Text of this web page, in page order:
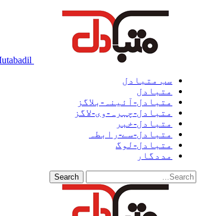
-
سب متبادل
متبادل
متبادل-آئینہ-بلاگز
متبادل-چہرہ-وی-لاگز
متبادل-خبر
متبادل-سے-رابطہ
متبادل-لوگ
مددگار